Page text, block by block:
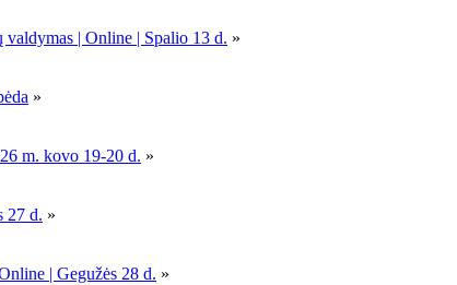
| Online | Spalio 13 d. »
»
m. kovo 19-20 d. »
27 d. »
| Gegužės 28 d. »